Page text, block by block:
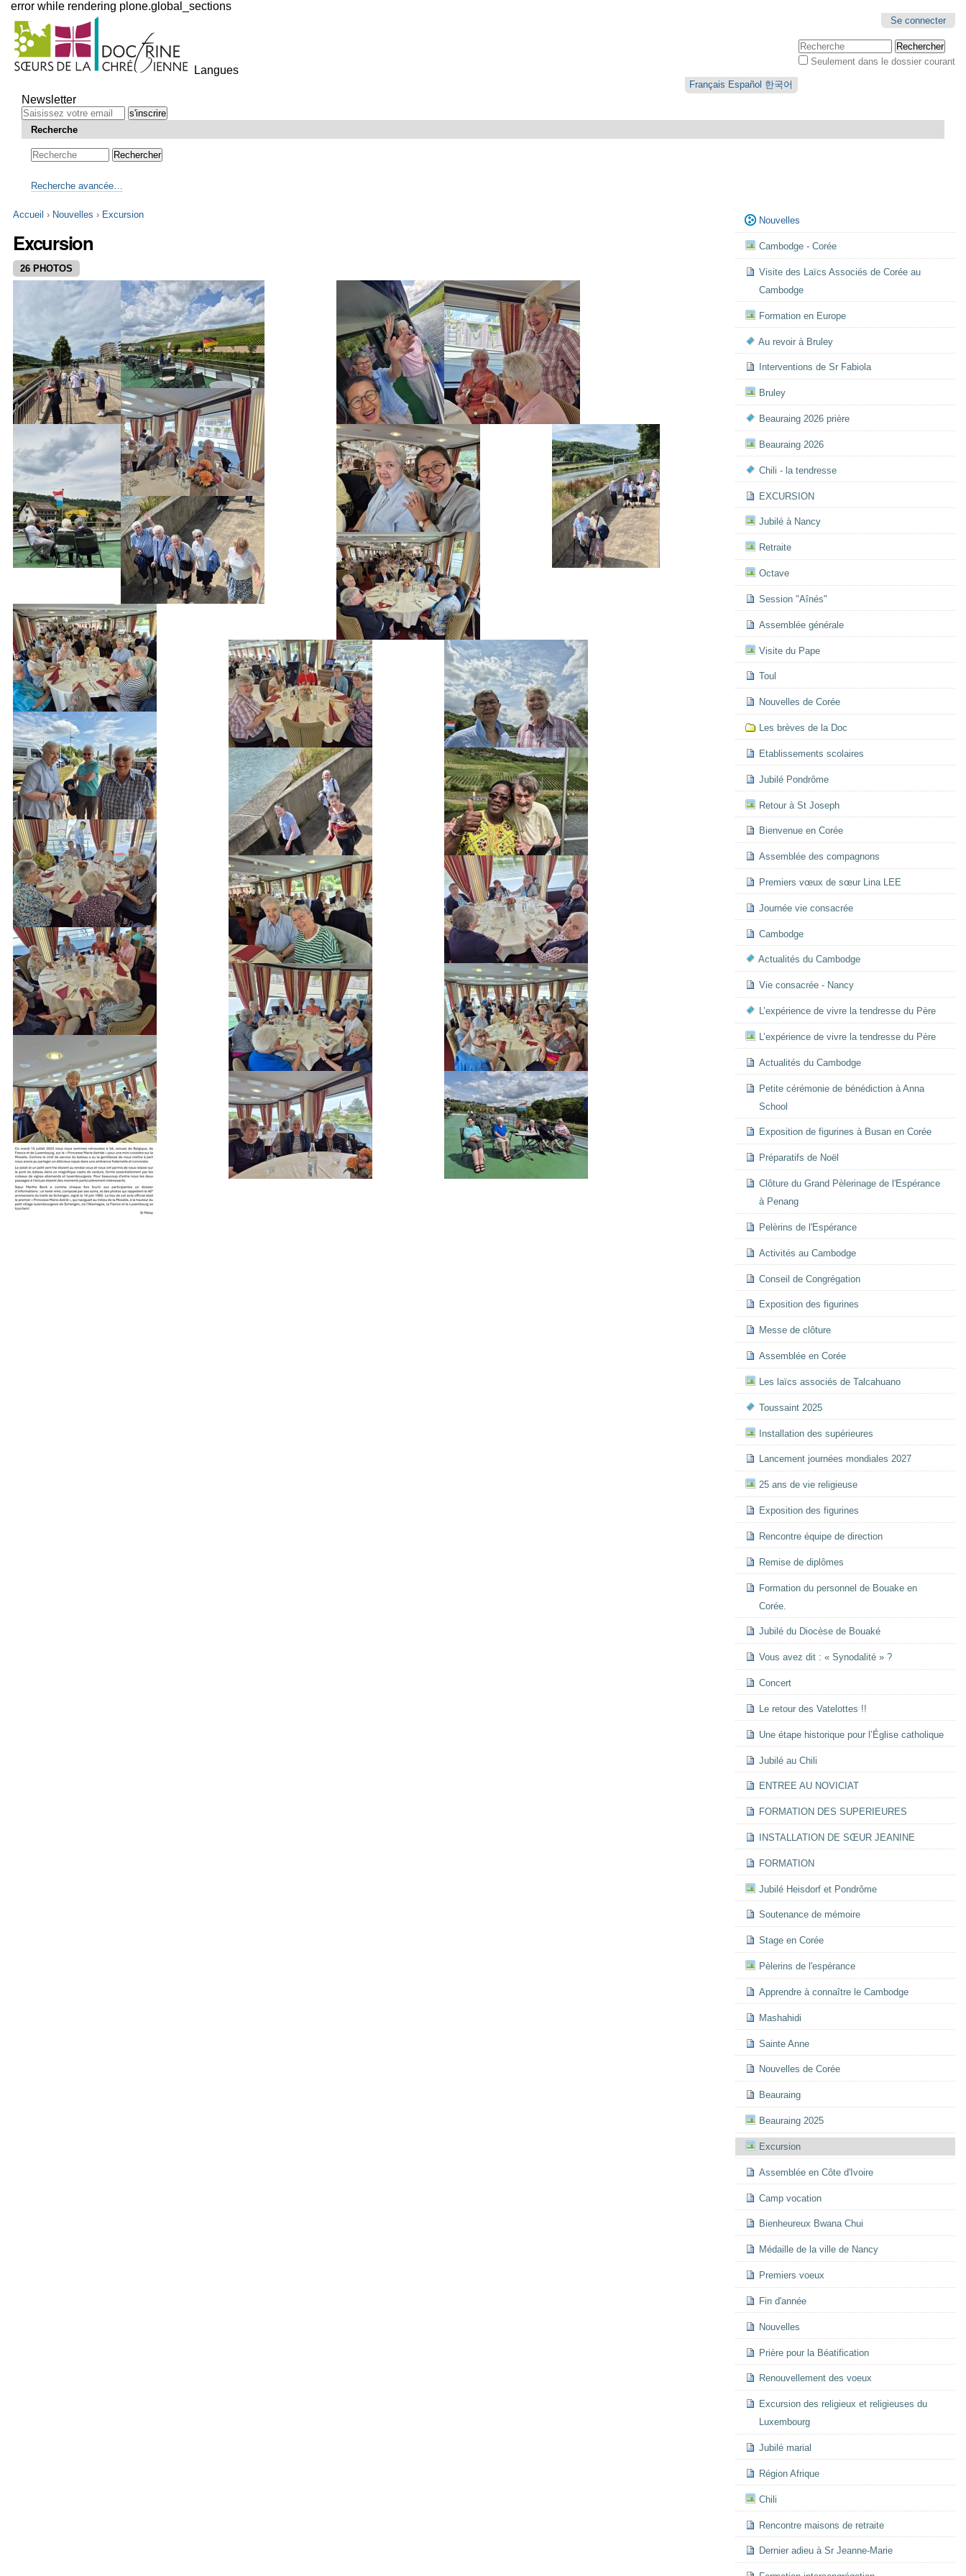
error while rendering plone.global_sections
Outils
personnels
Se connecter
Chercher par
Seulement dans le dossier courant
Langues
Français Español 한국어
au
contenu.
Aller
Newsletter
Recherche
Recherche avancée…
Accueil › Nouvelles › Excursion
Excursion
26 PHOTOS
Navigation
Nouvelles
Cambodge - Corée
Visite des Laïcs Associés de Corée au
Cambodge
Formation en Europe
Au revoir à Bruley
Interventions de Sr Fabiola
Bruley
Beauraing 2026 prière
Beauraing 2026
Chili - la tendresse
EXCURSION
Jubilé à Nancy
Retraite
Octave
Session "Aînés"
Assemblée générale
Visite du Pape
Toul
Nouvelles de Corée
Les brèves de la Doc
Etablissements scolaires
Jubilé Pondrôme
Retour à St Joseph
Bienvenue en Corée
Assemblée des compagnons
Premiers vœux de sœur Lina LEE
Journée vie consacrée
Cambodge
Actualités du Cambodge
Vie consacrée - Nancy
L’expérience de vivre la tendresse du Père
L’expérience de vivre la tendresse du Père
Actualités du Cambodge
Petite cérémonie de bénédiction à Anna
School
Exposition de figurines à Busan en Corée
Préparatifs de Noël
Clôture du Grand Pèlerinage de l'Espérance
à Penang
Pelèrins de l'Espérance
Activités au Cambodge
Conseil de Congrégation
Exposition des figurines
Messe de clôture
Assemblée en Corée
Les laïcs associés de Talcahuano
Toussaint 2025
Installation des supérieures
Lancement journées mondiales 2027
25 ans de vie religieuse
Exposition des figurines
Rencontre équipe de direction
Remise de diplômes
Formation du personnel de Bouake en
Corée.
Jubilé du Diocèse de Bouaké
Vous avez dit : « Synodalité » ?
Concert
Le retour des Vatelottes !!
Une étape historique pour l’Église catholique
Jubilé au Chili
ENTREE AU NOVICIAT
FORMATION DES SUPERIEURES
INSTALLATION DE SŒUR JEANINE
FORMATION
Jubilé Heisdorf et Pondrôme
Soutenance de mémoire
Stage en Corée
Pèlerins de l'espérance
Apprendre à connaître le Cambodge
Mashahidi
Sainte Anne
Nouvelles de Corée
Beauraing
Beauraing 2025
Excursion
Assemblée en Côte d'Ivoire
Camp vocation
Bienheureux Bwana Chui
Médaille de la ville de Nancy
Premiers voeux
Fin d'année
Nouvelles
Prière pour la Béatification
Renouvellement des voeux
Excursion des religieux et religieuses du
Luxembourg
Jubilé marial
Région Afrique
Chili
Rencontre maisons de retraite
Dernier adieu à Sr Jeanne-Marie